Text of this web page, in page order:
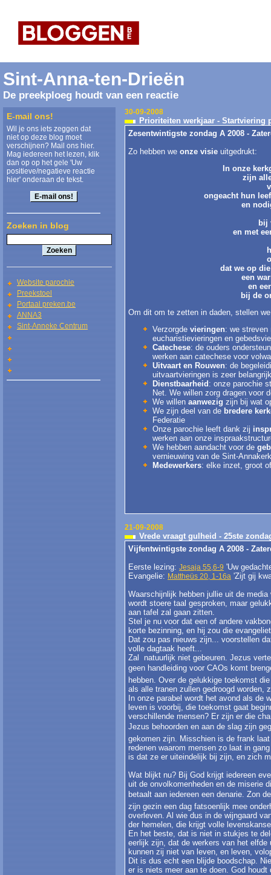
Sint-Anna-ten-Drieën
De preekploeg houdt van een reactie
E-mail ons!
Wil je ons iets zeggen dat
niet op deze blog moet
verschijnen? Mail ons hier.
Mag iedereen het lezen, klik
dan op op het gele 'Uw
positieve/negatieve reactie
hier' onderaan de tekst.
Zoeken in blog
Website parochie
Preekstoel
Portaal preken.be
ANNA3
Sint-Anneke Centrum
30-09-2008
Prioriteiten werkjaar - Startviering
Zesentwintigste zondag A 2008 -
Zo hebben we onze visie uitgedrukt:
In onze
zijn
ongeacht hun
en
bij
en met
dat we op
een
en
bij de
Om dit om te zetten in daden, stellen
Verzorgde vieringen: we streven
eucharistievieringen en
Catechese: de ouders
werken aan catechese voor
Uitvaart en Rouwen: de
uitvaartvieringen is zeer
Dienstbaarheid: onze parochie
Net. We willen zorg dragen voor
We willen aanwezig zijn bij wat
We zijn deel van de bredere
Federatie
Onze parochie leeft dank zij
werken aan onze
We hebben aandacht voor de
vernieuwing van de Sint-
Medewerkers: elke inzet, groot
21-09-2008
Vrede vraagt gulheid - 25ste
Vijfentwintigste zondag A 2008 -
Eerste lezing: Jesaja 55,6-9 'Uw
Evangelie: Mattheüs 20, 1-16a 'Zijt gij
Waarschijnlijk hebben jullie uit de
wordt stoere taal gesproken, maar
aan tafel zal gaan zitten.
Stel je nu voor dat een of andere
korte bezinning, en hij zou die
Dat zou pas nieuws zijn... voorstellen
volle dagtaak heeft...
Zal natuurlijk niet gebeuren. Jezus
geen handleiding voor CAOs komt
hebben. Over de gelukkige toekomst
als alle tranen zullen gedroogd worden,
In onze parabel wordt het avond als de
leven is voorbij, die toekomst gaat
verschillende mensen? Er zijn er die
Jezus behoorden en aan de slag zijn
gekomen zijn. Misschien is de frank
redenen waarom mensen zo laat in
is dat ze er uiteindelijk bij zijn, en zich
Wat blijkt nu? Bij God krijgt iedereen
uit de onvolkomenheden en de miserie
betaalt aan iedereen een denarie. Zon
zijn gezin een dag fatsoenlijk mee
overleven. Al wie dus in de wijngaard
der hemelen, die krijgt volle
En het beste, dat is niet in stukjes te
eerlijk zijn, dat de werkers van het elfde
kunnen zij niet van leven, en leven,
Dit is dus echt een blijde boodschap.
er is niets meer aan te doen. God